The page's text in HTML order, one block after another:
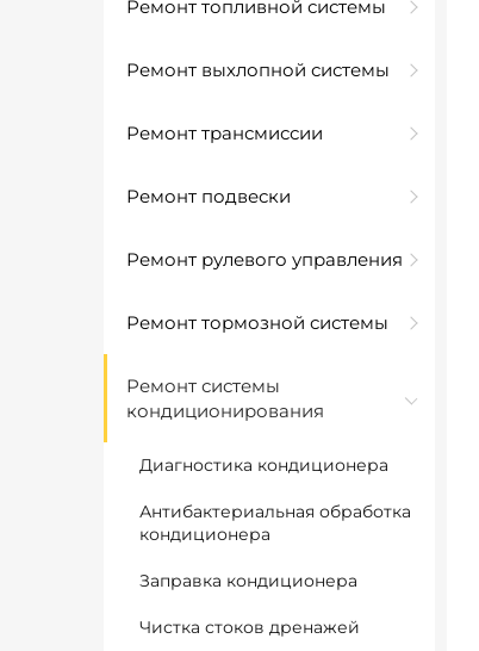
Ремонт топливной системы
Ремонт выхлопной системы
Ремонт трансмиссии
Ремонт подвески
Ремонт рулевого управления
Ремонт тормозной системы
Ремонт системы
кондиционирования
Диагностика кондиционера
Антибактериальная обработка
кондиционера
Заправка кондиционера
Чистка стоков дренажей